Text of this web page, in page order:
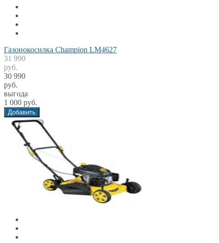
Газонокосилка Champion LM4627
31 990
руб.
30 990
руб.
выгода
1 000 руб.
Добавить